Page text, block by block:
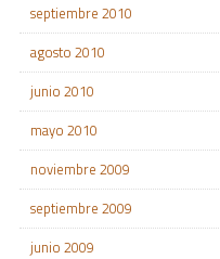
septiembre 2010
agosto 2010
junio 2010
mayo 2010
noviembre 2009
septiembre 2009
junio 2009